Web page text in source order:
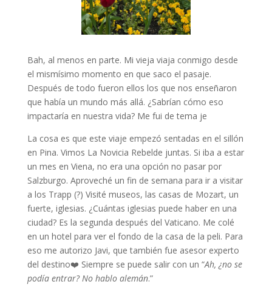
Bah, al menos en parte. Mi vieja viaja conmigo desde
el mismísimo momento en que saco el pasaje.
Después de todo fueron ellos los que nos enseñaron
que había un mundo más allá. ¿Sabrían cómo eso
impactaría en nuestra vida? Me fui de tema je
La cosa es que este viaje empezó sentadas en el sillón
en Pina. Vimos La Novicia Rebelde juntas. Si iba a estar
un mes en Viena, no era una opción no pasar por
Salzburgo. Aproveché un fin de semana para ir a visitar
a los Trapp (?) Visité museos, las casas de Mozart, un
fuerte, iglesias. ¿Cuántas iglesias puede haber en una
ciudad? Es la segunda después del Vaticano. Me colé
en un hotel para ver el fondo de la casa de la peli. Para
eso me autorizo Javi, que también fue asesor experto
del destino❤️ Siempre se puede salir con un “Ah, ¿no se
podía entrar? No hablo alemán.”